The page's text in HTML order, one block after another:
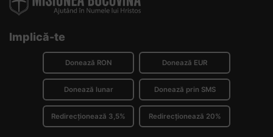
Implică-te
Donează RON Donează EUR
Donează lunar Donează prin SMS
Redirecționează 3,5% Redirecționează 20%